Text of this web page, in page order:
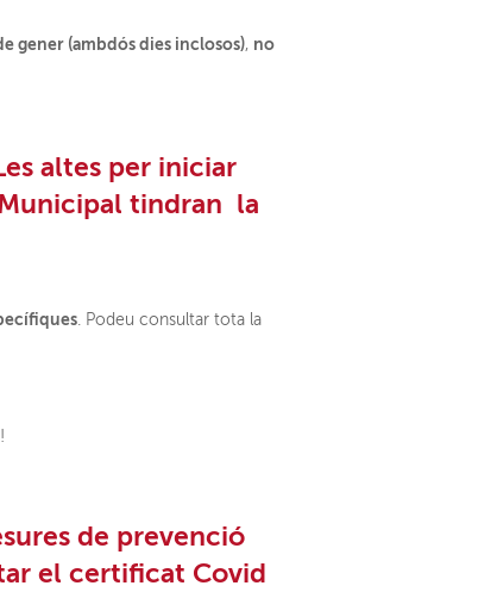
gener (ambdós dies inclosos), no
altes per iniciar
tindran la
. Podeu consultar tota la
de prevenció
el certificat Covid